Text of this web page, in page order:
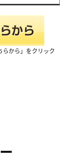
らから」をクリック